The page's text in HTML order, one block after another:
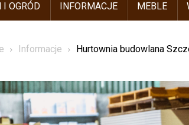
I OGRÓD INFORMACJE MEBLE
Informacje Hurtownia budowlana